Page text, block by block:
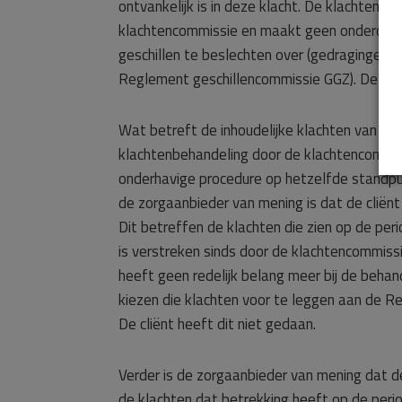
ontvankelijk is in deze klacht. De
klachtencommissie en maakt geen
geschillen te beslechten over (gedragingen
Reglement geschillencommissie GGZ). De
Wat betreft de inhoudelijke klachten van de
klachtenbehandeling door de
onderhavige procedure op hetzelfde
de zorgaanbieder van mening is dat de
Dit betreffen de klachten die zien op de
is verstreken sinds door de
heeft geen redelijk belang meer bij de
kiezen die klachten voor te leggen aan de
De cliënt heeft dit niet gedaan.
Verder is de zorgaanbieder van mening